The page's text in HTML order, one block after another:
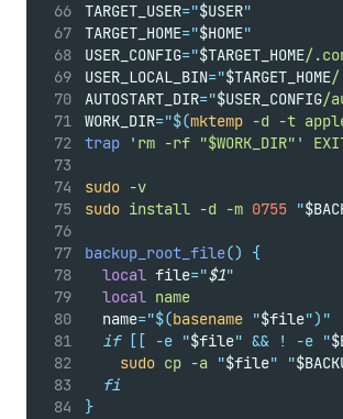
TARGET_USER="$USER"
TARGET_HOME="$HOME"
USER_CONFIG="$TARGET_HOME/
USER_LOCAL_BIN="$TARGET_HOME/
AUTOSTART_DIR="$USER_CONFIG/
WORK_DIR="$(mktemp -d -t
trap
' rm -rf "$WORK_DIR" '
sudo -v
sudo install -d -m 0755 "
backup_root_file()
{
local file="$1"
local name
  name
="$(basename "$file")"
if
[[ -e "$file" && ! -e "
sudo cp -a "$file" "
fi
}